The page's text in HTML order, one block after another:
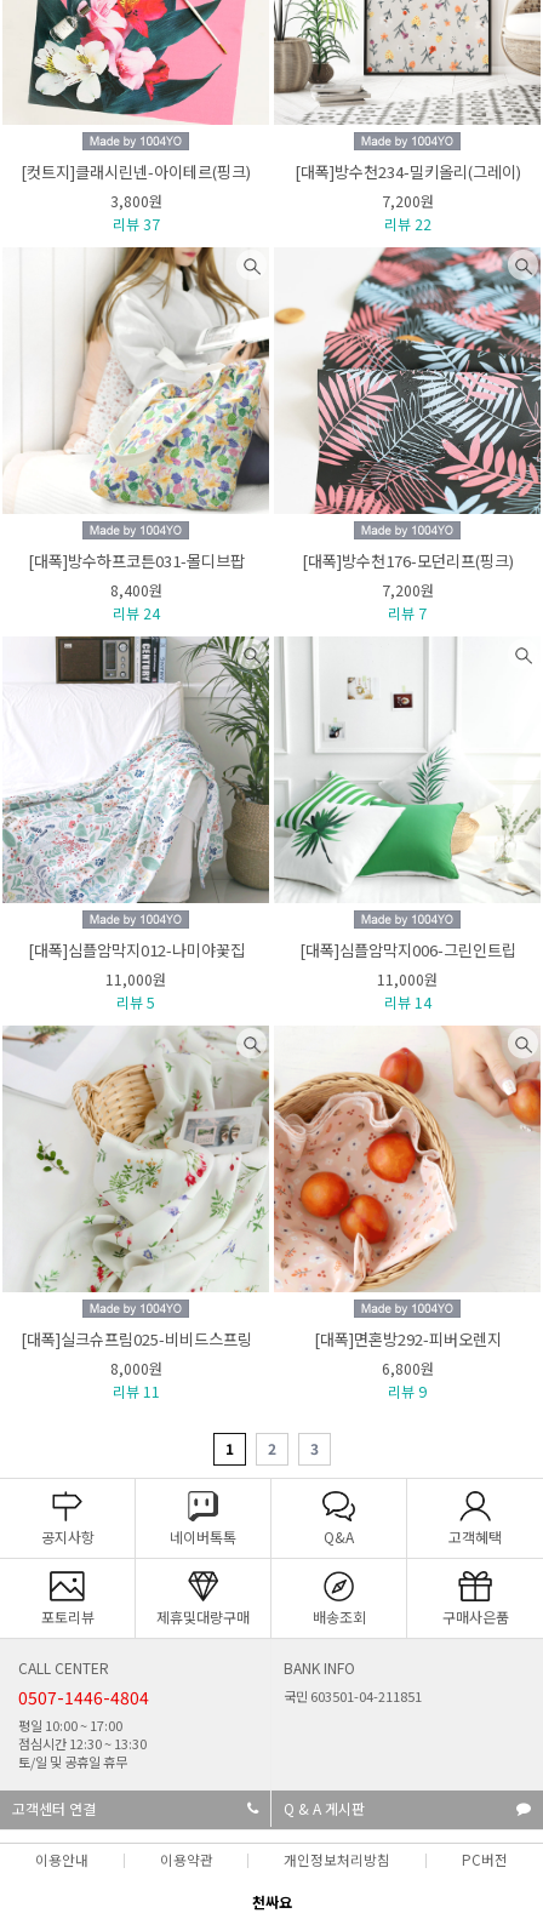
[컷트지]클래시린넨-아이테르(핑크)
3,800원
리뷰 37
[대폭]방수천234-밀키올리(그레이)
7,200원
리뷰 22
[대폭]방수하프코튼031-몰디브팝
8,400원
리뷰 24
[대폭]방수천176-모던리프(핑크)
7,200원
리뷰 7
[대폭]심플암막지012-나미야꽃집
11,000원
리뷰 5
[대폭]심플암막지006-그린인트립
11,000원
리뷰 14
[대폭]실크슈프림025-비비드스프링
8,000원
리뷰 11
[대폭]면혼방292-피버오렌지
6,800원
리뷰 9
1 2 3
공지사항 네이버톡톡 Q&A 고객혜택
포토리뷰 제휴및대량구매 배송조회 구매사은품
CALL CENTER
0507-1446-4804
평일 10:00 ~ 17:00
점심시간 12:30 ~ 13:30
토/일 및 공휴일 휴무
BANK INFO
국민 603501-04-211851
고객센터 연결 Q & A 게시판
이용안내 이용약관 개인정보처리방침 PC버전
천싸요